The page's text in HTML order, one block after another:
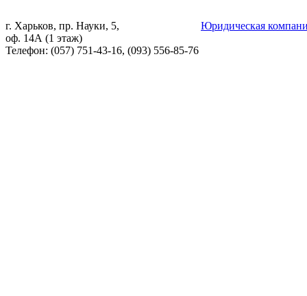
г. Харьков, пр. Науки, 5,
оф. 14А (1 этаж)
Телефон: (057) 751-43-16, (093) 556-85-76
Юридическая